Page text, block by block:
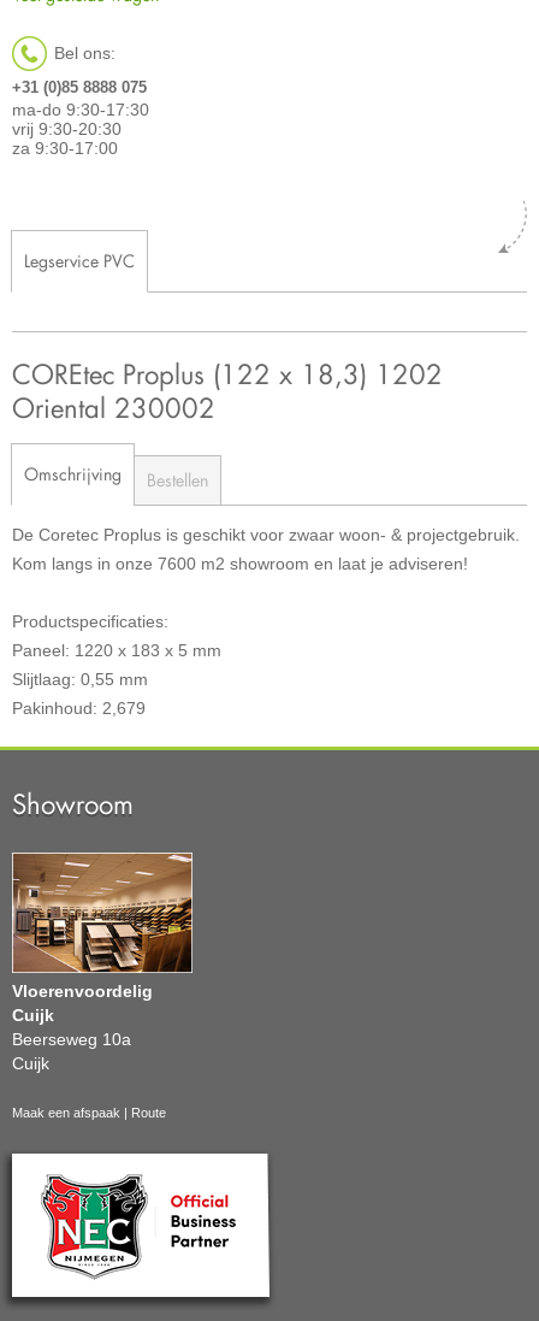
Bel ons:
+31 (0)85 8888 075
ma-do 9:30-17:30
vrij 9:30-20:30
za 9:30-17:00
Legservice PVC
COREtec Proplus (122 x 18,3) 1202
Oriental 230002
Omschrijving Bestellen
De Coretec Proplus is geschikt voor zwaar woon- & projectgebruik.
Kom langs in onze 7600 m2 showroom en laat je adviseren!
Productspecificaties:
Paneel: 1220 x 183 x 5 mm
Slijtlaag: 0,55 mm
Pakinhoud: 2,679
Showroom
Vloerenvoordelig
Cuijk
Beerseweg 10a
Cuijk
Maak een afspaak | Route